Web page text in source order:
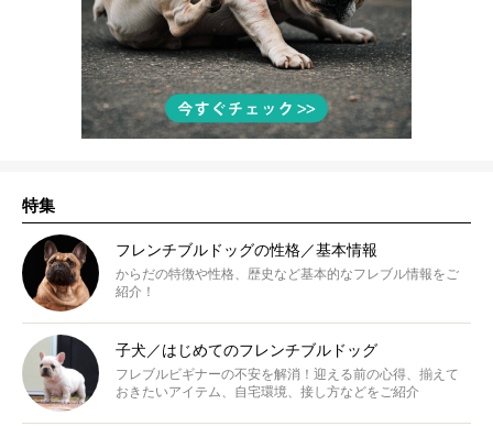
特集
フレンチブルドッグの性格／基本情報
からだの特徴や性格、歴史など基本的なフレブル情報をご
紹介！
子犬／はじめてのフレンチブルドッグ
フレブルビギナーの不安を解消！迎える前の心得、揃えて
おきたいアイテム、自宅環境、接し方などをご紹介